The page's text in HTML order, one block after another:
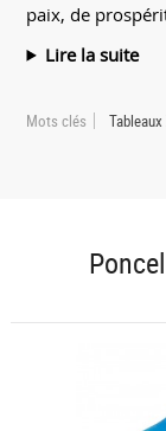
paix, de
Lire la suite
Mots clés